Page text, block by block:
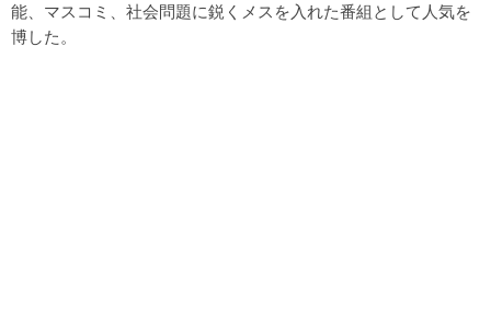
能、マスコミ、社会問題に鋭くメスを入れた番組として人気を
博した。